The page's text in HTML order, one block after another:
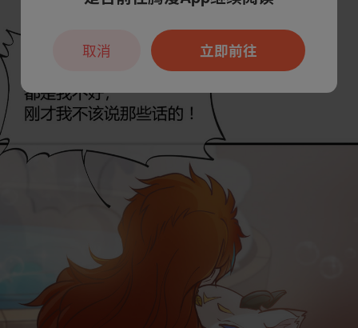
立即前往
取消